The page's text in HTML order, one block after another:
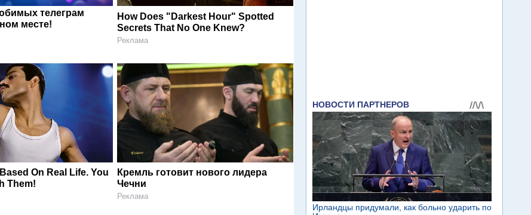
телеграм
месте!
How Does "Darkest Hour" Spotted
Secrets That No One Knew?
Реклама
On Real Life. You
Them!
Кремль готовит нового лидера
Чечни
Реклама